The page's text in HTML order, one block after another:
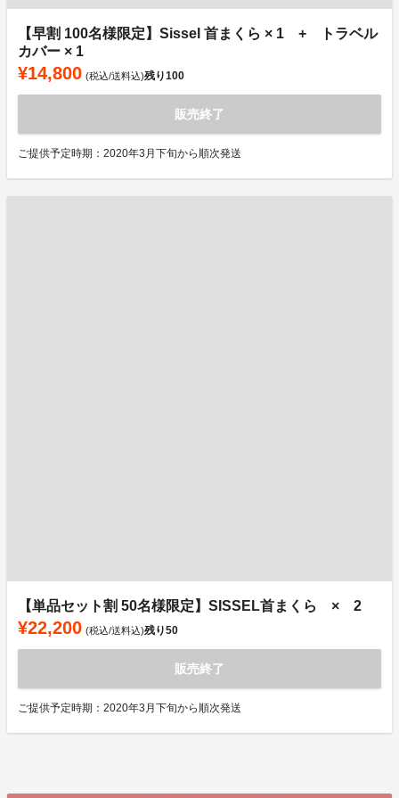
【早割 100名様限定】Sissel 首まくら × 1 + トラベル
カバー × 1
¥14,800 (税込/送料込)残り100
販売終了
ご提供予定時期：2020年3月下旬から順次発送
【単品セット割 50名様限定】SISSEL首まくら × 2
¥22,200 (税込/送料込)残り50
販売終了
ご提供予定時期：2020年3月下旬から順次発送